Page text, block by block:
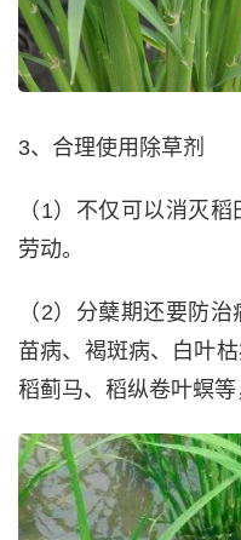
3、合理使用除草剂
（1）不仅可以消灭
劳动。
（2）分蘖期还要防
苗病、褐斑病、白叶
稻蓟马、稻纵卷叶螟等